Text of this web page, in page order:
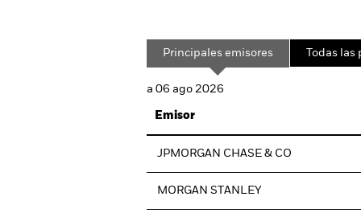
Principales emisores Todas
a 06 ago 2026
Emisor
JPMORGAN CHASE & CO
MORGAN STANLEY